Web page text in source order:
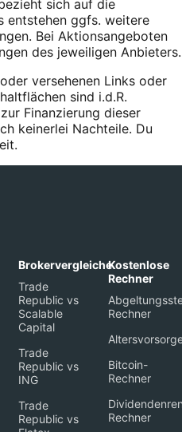
sich auf die
entstehen ggfs. weitere
Bei Aktionsangeboten
des jeweiligen Anbieters.
oder versehenen Links oder
sind i.d.R.
Finanzierung dieser
keinerlei Nachteile. Du
Brokervergleiche
Trade
Republic vs
Scalable
Capital
Trade
Republic vs
ING
Trade
Republic vs
Kostenlose
Rechner
Rechner
Bitcoin-
Rechner
Rechner